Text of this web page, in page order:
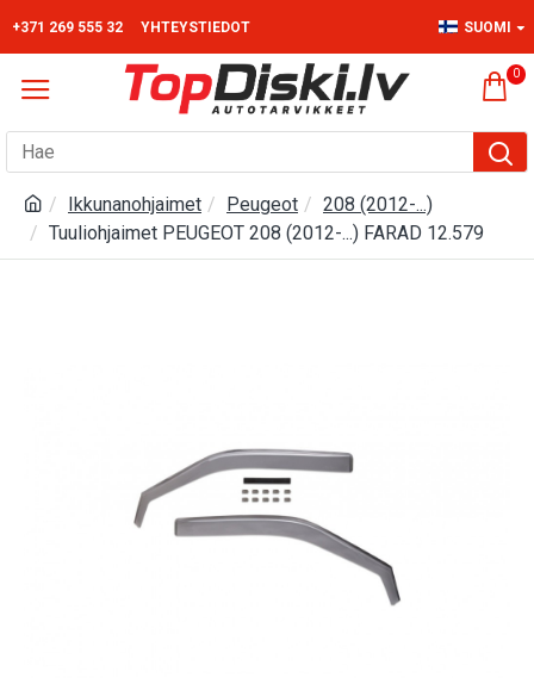
+371 269 555 32 YHTEYSTIEDOT SUOMI
0
Ikkunanohjaimet Peugeot
208 (2012-...)
Tuuliohjaimet PEUGEOT 208 (2012-...) FARAD 12.579